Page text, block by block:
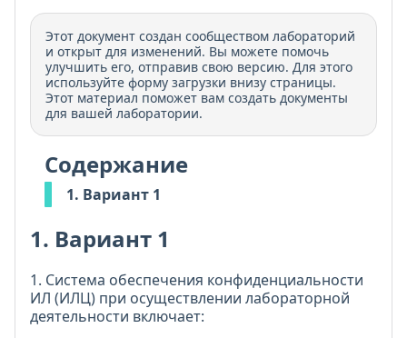
Этот документ создан сообществом лабораторий
и открыт для изменений. Вы можете помочь
улучшить его, отправив свою версию. Для этого
используйте форму загрузки внизу страницы.
Этот материал поможет вам создать документы
для вашей лаборатории.
Содержание
1. Вариант 1
1. Вариант 1
1. Система обеспечения конфиденциальности
ИЛ (ИЛЦ) при осуществлении лабораторной
деятельности включает: